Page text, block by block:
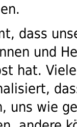
dass
und
hat.
uns wie